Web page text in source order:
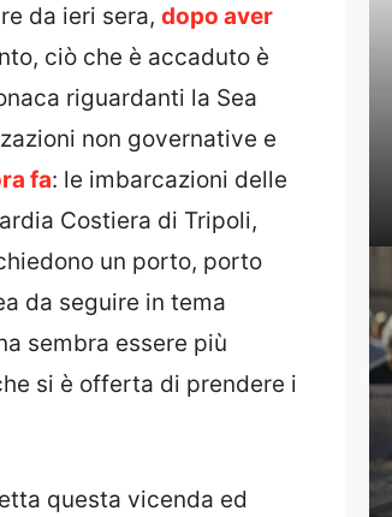
da ieri sera, dopo aver
ciò che è accaduto è
riguardanti la Sea
non governative e
fa: le imbarcazioni delle
Costiera di Tripoli,
un porto, porto
da seguire in tema
sembra essere più
si è offerta di prendere i
questa vicenda ed